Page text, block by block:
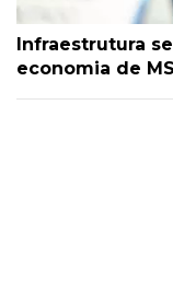
Infraestrutura
economia de